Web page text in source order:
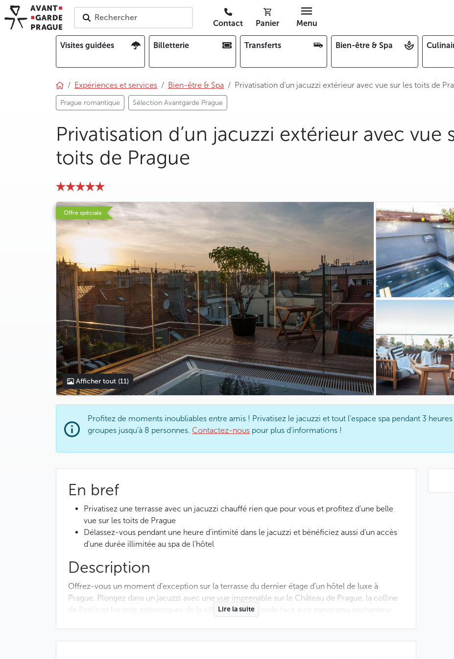
Rechercher
Contact Panier Menu
Visites guidées Billetterie Transferts Bien-être & Spa
Expériences et services Bien-être & Spa Privatisation d’un jacuzzi extérieur avec vue sur les toits de
Prague romantique Sélection Avantgarde Prague
Privatisation d’un jacuzzi extérieur avec vue
toits de Prague
Offre spéciale
photo 5
photo 6
photo 7
photo 8
photo 9
photo 10
photo 11
Afficher tout (11)
Profitez de moments inoubliables entre amis ! Privatisez le jacuzzi et tout l’espace spa pendant 3
groupes jusqu’à 8 personnes. Contactez-nous pour plus d’informations !
En bref
Privatisez une terrasse avec un jacuzzi chauffé rien que pour vous et profitez d’une belle
vue sur les toits de Prague
Délassez-vous pendant une heure d’intimité dans le jacuzzi et bénéficiez aussi d’un accès
d’une durée illimitée au spa de l’hôtel
Description
Offrez-vous un moment d’exception sur la terrasse du dernier étage d’un hôtel de luxe à
Prague. Plongez dans un jacuzzi avec une vue imprenable sur le Château de Prague, la colline
de Petřín et les toits pittoresques de la ville. Seuls au monde face à ce panorama enchanteur,
admirez les toits enneigés ; en automne, laissez-vous séduire par les couleurs chatoyantes des
Lire la suite